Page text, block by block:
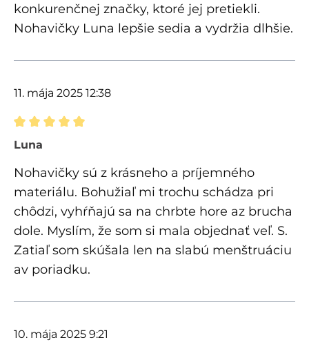
konkurenčnej značky, ktoré jej pretiekli.
Nohavičky Luna lepšie sedia a vydržia dlhšie.
11. mája 2025 12:38
Recenzia s hodnotením 5 z 5 hviezdičiek
Luna
Nohavičky sú z krásneho a príjemného
materiálu. Bohužiaľ mi trochu schádza pri
chôdzi, vyhŕňajú sa na chrbte hore az brucha
dole. Myslím, že som si mala objednať veľ. S.
Zatiaľ som skúšala len na slabú menštruáciu
av poriadku.
10. mája 2025 9:21